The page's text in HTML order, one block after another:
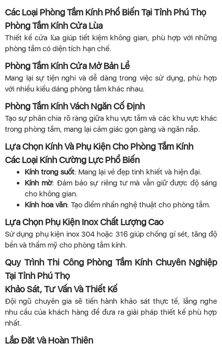
Các Loại Phòng Tắm Kính Phổ Biến Tại Tỉnh Phú Thọ
Phòng Tắm Kính Cửa Lùa
Thiết kế cửa lùa giúp tiết kiệm không gian, phù hợp với những
phòng tắm có diện tích hạn chế.
Phòng Tắm Kính Cửa Mở Bản Lề
Mang lại sự tiện nghi và dễ dàng trong việc sử dụng, phù hợp
với nhiều kiểu dáng phòng tắm khác nhau.
Phòng Tắm Kính Vách Ngăn Cố Định
Tạo sự phân chia rõ ràng giữa khu vực tắm và các khu vực khác
trong phòng tắm, mang lại cảm giác gọn gàng và ngăn nắp.
Lựa Chọn Kính Và Phụ Kiện Cho Phòng Tắm Kính
Các Loại Kính Cường Lực Phổ Biến
Kính trong suốt: Mang lại vẻ đẹp tinh khiết và hiện đại.
Kính mờ: Đảm bảo sự riêng tư mà vẫn giữ được độ sáng
cho không gian.
Kính hoa văn: Tạo điểm nhấn nghệ thuật cho phòng tắm.
Lựa Chọn Phụ Kiện Inox Chất Lượng Cao
Sử dụng phụ kiện inox 304 hoặc 316 giúp chống gỉ sét, tăng độ
bền và thẩm mỹ cho phòng tắm kính.
Quy Trình Thi Công Phòng Tắm Kính Chuyên Nghiệp
Tại Tỉnh Phú Thọ
Khảo Sát, Tư Vấn Và Thiết Kế
Đội ngũ chuyên gia sẽ tiến hành khảo sát thực tế, lắng nghe
nhu cầu của khách hàng để đưa ra giải pháp thiết kế phù hợp
nhất.
Lắp Đặt Và Hoàn Thiện